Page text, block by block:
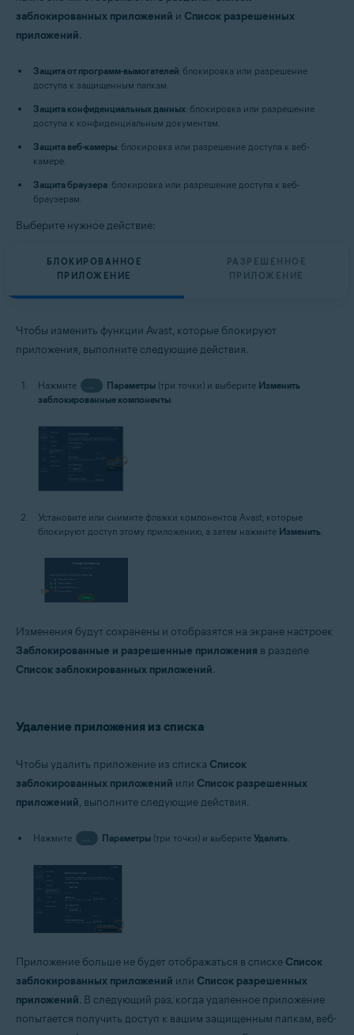
заблокированных приложений и Список разрешенных
приложений.
Защита от программ-вымогателей: блокировка или разрешение
доступа к защищенным папкам.
Защита конфиденциальных данных: блокировка или разрешение
доступа к конфиденциальным документам.
Защита веб-камеры: блокировка или разрешение доступа к веб-
камере.
Защита браузера: блокировка или разрешение доступа к веб-
браузерам.
Выберите нужное действие:
БЛОКИРОВАННОЕ
ПРИЛОЖЕНИЕ
РАЗРЕШЕННОЕ
ПРИЛОЖЕНИЕ
Чтобы изменить функции Avast, которые блокируют
приложения, выполните следующие действия.
Нажмите … Параметры(три точки) и выберите Изменить
заблокированные компоненты.
Установите или снимите флажки компонентов Avast, которые
блокируют доступ этому приложению, а затем нажмите Изменить.
Изменения будут сохранены и отобразятся на экране настроек
Заблокированные и разрешенные приложения в разделе
Список заблокированных приложений.
Удаление приложения из списка
Чтобы удалить приложение из списка Список
заблокированных приложений или Список разрешенных
приложений, выполните следующие действия.
Нажмите … Параметры(три точки) и выберите Удалить.
Приложение больше не будет отображаться в списке Список
заблокированных приложений или Список разрешенных
приложений. В следующий раз, когда удаленное приложение
попытается получить доступ к вашим защищенным папкам, веб-